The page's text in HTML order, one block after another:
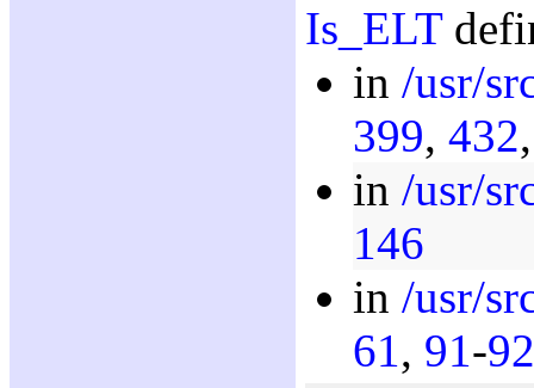
Is_ELT
in /usr/
399, 432
in /usr/
146
in /usr/
61, 91-92